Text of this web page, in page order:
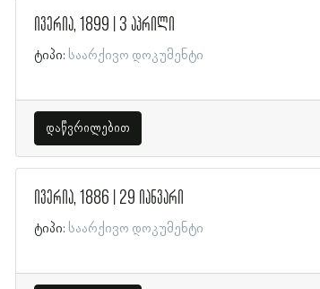
ივერია, 1899 | 3 აპრილი
ტიპი: საარქივო დოკუმენტი
დაწვრილებით
ივერია, 1886 | 29 იანვარი
ტიპი: საარქივო დოკუმენტი